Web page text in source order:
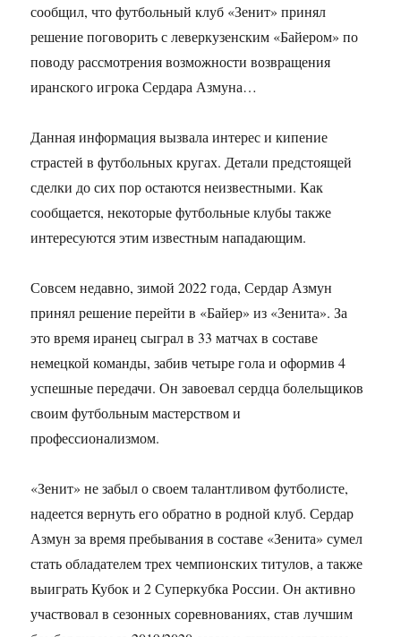
сообщил, что футбольный клуб «Зенит» принял
решение поговорить с леверкузенским «Байером» по
поводу рассмотрения возможности возвращения
иранского игрока Сердара Азмуна…
Данная информация вызвала интерес и кипение
страстей в футбольных кругах. Детали предстоящей
сделки до сих пор остаются неизвестными. Как
сообщается, некоторые футбольные клубы также
интересуются этим известным нападающим.
Совсем недавно, зимой 2022 года, Сердар Азмун
принял решение перейти в «Байер» из «Зенита». За
это время иранец сыграл в 33 матчах в составе
немецкой команды, забив четыре гола и оформив 4
успешные передачи. Он завоевал сердца болельщиков
своим футбольным мастерством и
профессионализмом.
«Зенит» не забыл о своем талантливом футболисте,
надеется вернуть его обратно в родной клуб. Сердар
Азмун за время пребывания в составе «Зенита» сумел
стать обладателем трех чемпионских титулов, а также
выиграть Кубок и 2 Суперкубка России. Он активно
участвовал в сезонных соревнованиях, став лучшим